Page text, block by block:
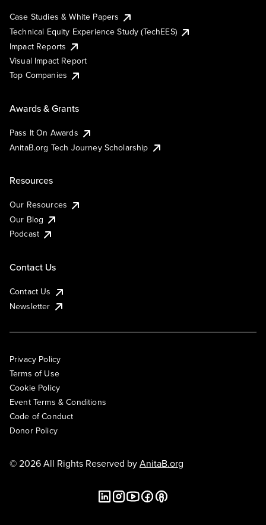
Case Studies & White Papers
Technical Equity Experience Study (TechEES)
Impact Reports
Visual Impact Report
Top Companies
Awards & Grants
Pass It On Awards
AnitaB.org Tech Journey Scholarship
Resources
Our Resources
Our Blog
Podcast
Contact Us
Contact Us
Newsletter
Privacy Policy
Terms of Use
Cookie Policy
Event Terms & Conditions
Code of Conduct
Donor Policy
© 2026 All Rights Reserved byAnitaB.org